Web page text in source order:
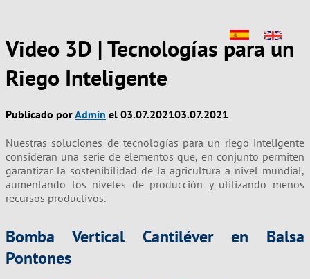
Video 3D | Tecnologías para un
Riego Inteligente
Publicado porAdmin el 03.07.202103.07.2021
Nuestras soluciones de tecnologías para un riego inteligente
consideran una serie de elementos que, en conjunto permiten
garantizar la sostenibilidad de la agricultura a nivel mundial,
aumentando los niveles de producción y utilizando menos
recursos productivos.
Bomba Vertical Cantiléver en Balsa
Pontones